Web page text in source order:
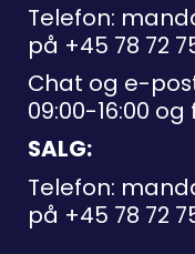
Telefon:
på +45 78 72
Chat og e-
09:00-16:00
SALG:
Telefon:
på +45 78 72